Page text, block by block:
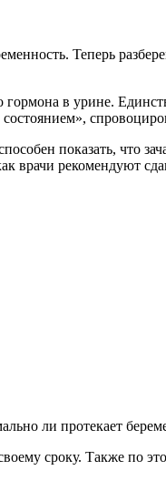
Теперь
в урине.
показать, что
врачи рекомендуют
ли протекает
сроку. Также по